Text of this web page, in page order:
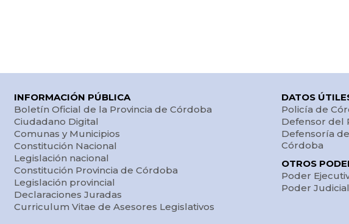
INFORMACIÓN PÚBLICA
Boletín Oficial de la Provincia de Córdoba
Ciudadano Digital
Comunas y Municipios
Constitución Nacional
Legislación nacional
Constitución Provincia de Córdoba
Legislación provincial
Declaraciones Juradas
Curriculum Vitae de Asesores Legislativos
DATOS
Policía de
Defensor del
Defensoría
Córdoba
OTROS
Poder
Poder